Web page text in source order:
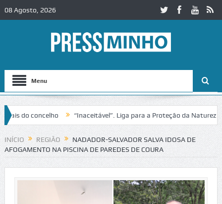
08 Agosto, 2026
Menu
do concelho “Inaceitável”. Liga para a Proteção da Natureza
IC2 em Alcobaça Igreja do Castelo de Cerveira assegura
INÍCIO REGIÃO
NADADOR-SALVADOR SALVA IDOSA DE
AFOGAMENTO NA PISCINA DE PAREDES DE COURA